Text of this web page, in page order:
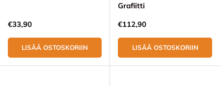
Normaali hinta
€33,90
LISÄÄ OSTOSKORIIN
Grafiitti
Normaali hinta
€112,90
LISÄÄ OSTOSKORIIN